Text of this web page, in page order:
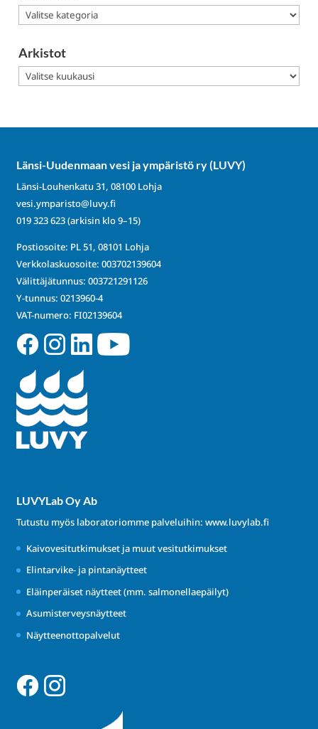
Kategoriat
Arkistot
Arkistot
Länsi-Uudenmaan vesi ja ympäristö ry (LUVY)
Länsi-Louhenkatu 31, 08100 Lohja
vesi.ymparisto@luvy.fi
019 323 623(arkisin klo 9–15)
Postiosoite: PL 51, 08101 Lohja
Verkkolaskuosoite: 003702139604
Välittäjätunnus: 003721291126
Y-tunnus: 0213960-4
VAT-numero: FI02139604
LUVYLab Oy Ab
Tutustu myös laboratoriomme palveluihin: www.luvylab.fi
Kaivovesitutkimukset ja muut vesitutkimukset
Elintarvike- ja pintanäytteet
Eläinperäiset näytteet (mm. salmonellaepäilyt)
Asumisterveysnäytteet
Näytteenottopalvelut